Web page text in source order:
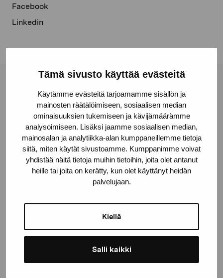
Tämä sivusto käyttää evästeitä
Käytämme evästeitä tarjoamamme sisällön ja
mainosten räätälöimiseen, sosiaalisen median
ominaisuuksien tukemiseen ja kävijämäärämme
analysoimiseen. Lisäksi jaamme sosiaalisen median,
mainosalan ja analytiikka-alan kumppaneillemme tietoja
siitä, miten käytät sivustoamme. Kumppanimme voivat
yhdistää näitä tietoja muihin tietoihin, joita olet antanut
heille tai joita on kerätty, kun olet käyttänyt heidän
palvelujaan.
Kiellä
Salli kaikki
Facebook
Linkedin
Stiftelsen Pro Artibus
Gustav Wasas gata 11
10600 Ekenäs
proartibus@proartibus.fi
+358 (0)50 371 6339